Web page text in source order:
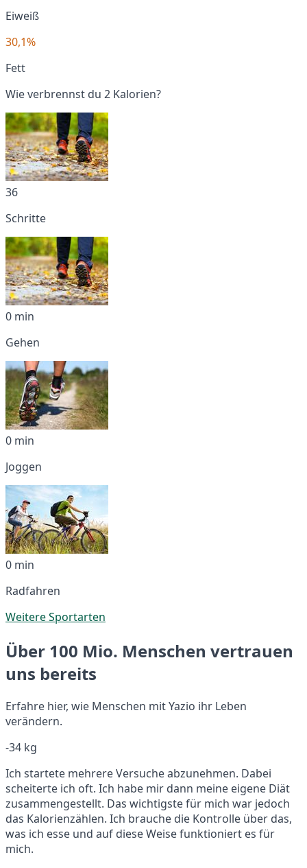
Eiweiß
30,1%
Fett
Wie verbrennst du 2 Kalorien?
36
Schritte
0 min
Gehen
0 min
Joggen
0 min
Radfahren
Weitere Sportarten
Über 100 Mio. Menschen vertrauen
uns bereits
Erfahre hier, wie Menschen mit Yazio ihr Leben
verändern.
-34 kg
Ich startete mehrere Versuche abzunehmen. Dabei
scheiterte ich oft. Ich habe mir dann meine eigene Diät
zusammengestellt. Das wichtigste für mich war jedoch
das Kalorienzählen. Ich brauche die Kontrolle über das,
was ich esse und auf diese Weise funktioniert es für
mich.